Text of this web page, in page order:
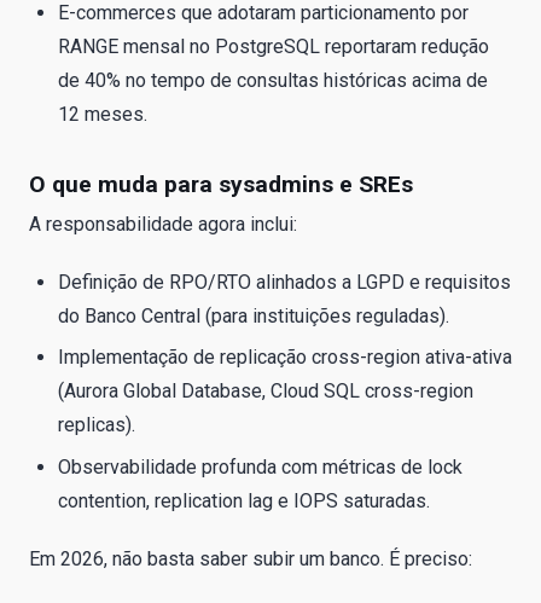
E-commerces que adotaram particionamento por
RANGE mensal no PostgreSQL reportaram redução
de 40% no tempo de consultas históricas acima de
12 meses.
O que muda para sysadmins e SREs
A responsabilidade agora inclui:
Definição de RPO/RTO alinhados a LGPD e requisitos
do Banco Central (para instituições reguladas).
Implementação de replicação cross-region ativa-ativa
(Aurora Global Database, Cloud SQL cross-region
replicas).
Observabilidade profunda com métricas de lock
contention, replication lag e IOPS saturadas.
Em 2026, não basta saber subir um banco. É preciso: